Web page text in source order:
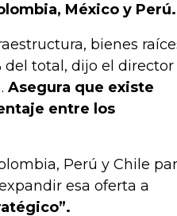
México y Perú.
bienes
del total, dijo el director
Asegura que existe
entre los
Perú y Chile
esa oferta a